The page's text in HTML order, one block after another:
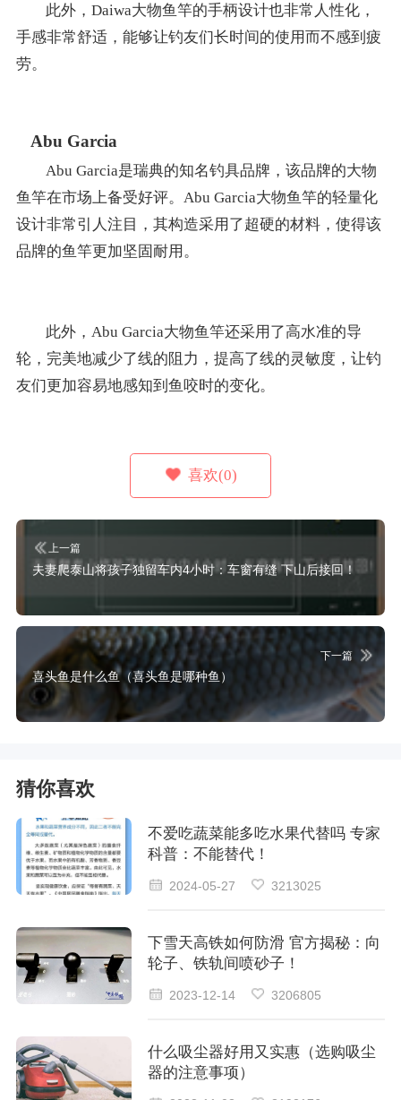
此外，Daiwa大物鱼竿的手柄设计也非常人性化，
手感非常舒适，能够让钓友们长时间的使用而不感到疲
劳。
Abu Garcia
Abu Garcia是瑞典的知名钓具品牌，该品牌的大物
鱼竿在市场上备受好评。Abu Garcia大物鱼竿的轻量化
设计非常引人注目，其构造采用了超硬的材料，使得该
品牌的鱼竿更加坚固耐用。
此外，Abu Garcia大物鱼竿还采用了高水准的导
轮，完美地减少了线的阻力，提高了线的灵敏度，让钓
友们更加容易地感知到鱼咬时的变化。
喜欢(0)
上一篇
夫妻爬泰山将孩子独留车内4小时：车窗有缝 下山后接回！
下一篇
喜头鱼是什么鱼（喜头鱼是哪种鱼）
猜你喜欢
不爱吃蔬菜能多吃水果代替吗 专家
科普：不能替代！
2024-05-27 3213025
下雪天高铁如何防滑 官方揭秘：向
轮子、铁轨间喷砂子！
2023-12-14 3206805
什么吸尘器好用又实惠（选购吸尘
器的注意事项）